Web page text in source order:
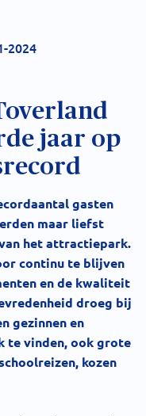
2024
jaar op
gasten
maar liefst
het attractiepark.
continu te blijven
en de kwaliteit
droeg bij
gezinnen en
te vinden, ook grote
kozen